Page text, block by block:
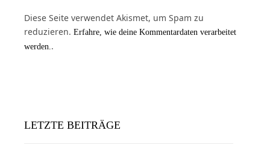
Diese Seite verwendet Akismet, um Spam zu
reduzieren. Erfahre, wie deine Kommentardaten verarbeitet
werden. .
LETZTE BEITRÄGE